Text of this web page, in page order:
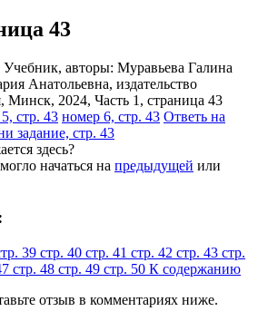
43
стр. 43 номер 6, стр. 43 Ответь на
задание, стр. 43
здесь?
начаться на предыдущей или
39 стр. 40 стр. 41 стр. 42 стр. 43 стр.
стр. 48 стр. 49 стр. 50 К содержанию
отзыв в комментариях ниже.